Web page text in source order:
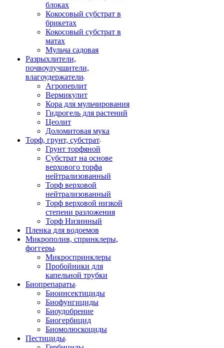
блоках
Кокосовый субстрат в
брикетах
Кокосовый субстрат в
матах
Мульча садовая
Разрыхлители,
почвоулучшители,
влагоудержатели
Агроперлит
Вермикулит
Кора для мульчирования
Гидрогель для растений
Цеолит
Доломитовая мука
Торф, грунт, субстрат
Грунт торфяной
Субстрат на основе
верхового торфа
нейтрализованный
Торф верховой
нейтрализованный
Торф верховой низкой
степени разложения
Торф Низинный
Пленка для водоемов
Микрополив, спринклеры,
фоггеры
Микроспринклеры
Пробойники для
капельной трубки
Биопрепараты
Биоинсектициды
Биофунгициды
Биоудобрение
Биогербицид
Биомолюскоциды
Пестициды